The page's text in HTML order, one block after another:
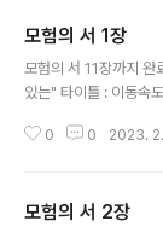
간, 외부 시간은 현실
모험의 서 1장
모험의 서 11장까지 완
있는" 타이틀 : 이동속
(5) 1. 퀘스트 받는 곳 -
스트 아이템 미리 구매
0 0 2023.
모험의 서 2장